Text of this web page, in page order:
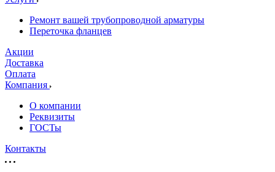
Ремонт вашей трубопроводной арматуры
Переточка фланцев
Акции
Доставка
Оплата
Компания
О компании
Реквизиты
ГОСТы
Контакты